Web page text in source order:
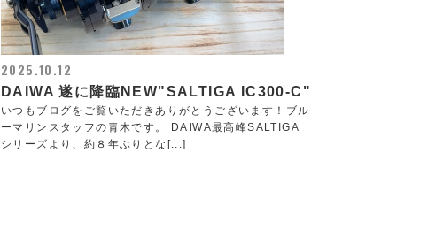
2025.10.12
DAIWA 遂に降臨NEW"SALTIGA IC300-C"
いつもブログをご覧いただきありがとうございます！ブル
ーマリンスタッフの青木です。 DAIWA最高峰SALTIGA
シリーズより、約８年ぶりとな[...]